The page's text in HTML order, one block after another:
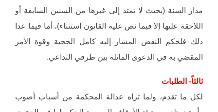
مدار السنة (بحيث لا تمتد إلى غيرها من السنين السابقة أو
اللاحقة عليها إلا فيما نص عليه القانون استثناء)، أما فيما عدا
ذلك فلحكم النقض المشار إليه كامل الحجية وقوة الأمر
المقضي به في الدعوى الماثلة بين طرفي التداعي.
ثالثاً- الطلبات
لكل ما تقدم، ولما تراه عدالة المحكمة من أسباب أصوب